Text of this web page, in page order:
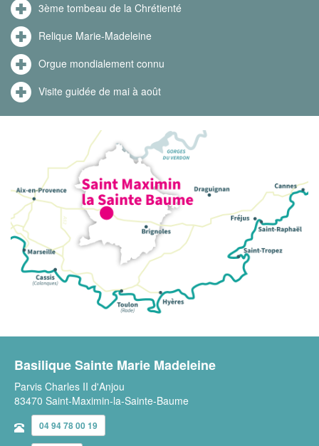
3ème tombeau de la Chrétienté
Relique Marie-Madeleine
Orgue mondialement connu
Visite guidée de mai à août
Basilique Sainte Marie Madeleine
Parvis Charles II d'Anjou
83470 Saint-Maximin-la-Sainte-Baume
04 94 78 00 19